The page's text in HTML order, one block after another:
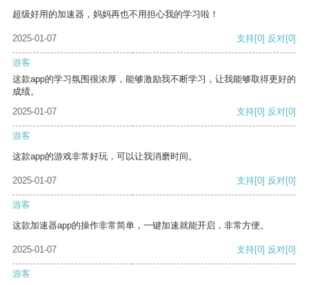
超级好用的加速器，妈妈再也不用担心我的学习啦！
2025-01-07 支持[0] 反对[0]
游客
这款app的学习氛围很浓厚，能够激励我不断学习，让我能够取得更好的
成绩。
2025-01-07
支持[0] 反对[0]
游客
这款app的游戏非常好玩，可以让我消磨时间。
2025-01-07 支持[0] 反对[0]
游客
这款加速器app的操作非常简单，一键加速就能开启，非常方便。
2025-01-07 支持[0] 反对[0]
游客